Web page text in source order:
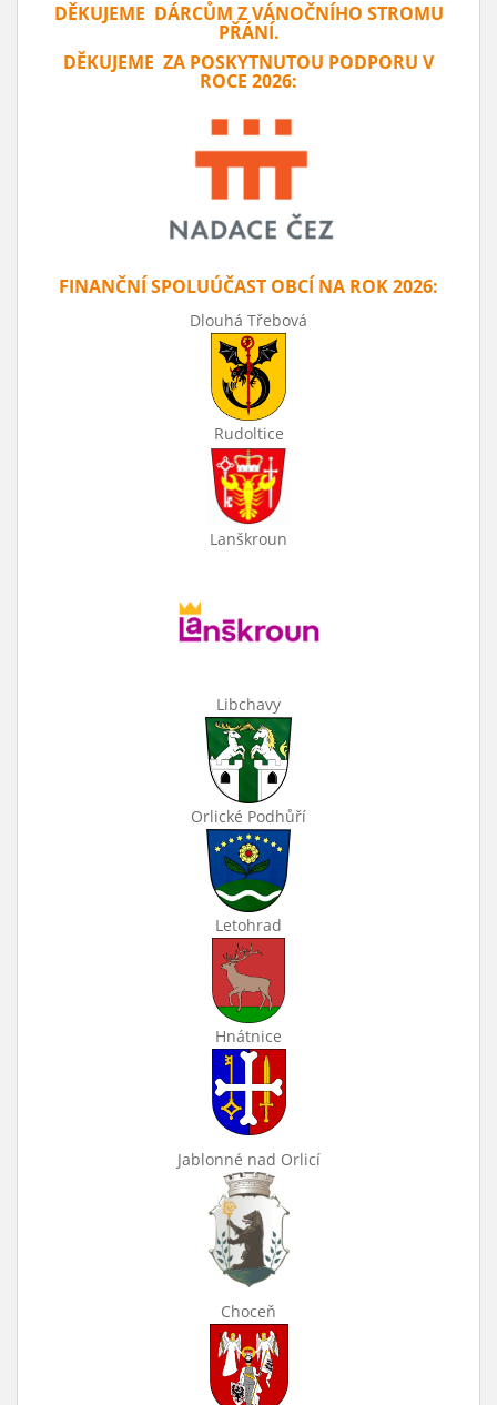
DĚKUJEME DÁRCŮM Z VÁNOČNÍHO STROMU
PŘÁNÍ.
DĚKUJEME ZA POSKYTNUTOU PODPORU V
ROCE 2026:
FINANČNÍ SPOLUÚČAST OBCÍ NA ROK 2026:
Dlouhá Třebová
Rudoltice
Lanškroun
Libchavy
Orlické Podhůří
Letohrad
Hnátnice
Jablonné nad Orlicí
Choceň